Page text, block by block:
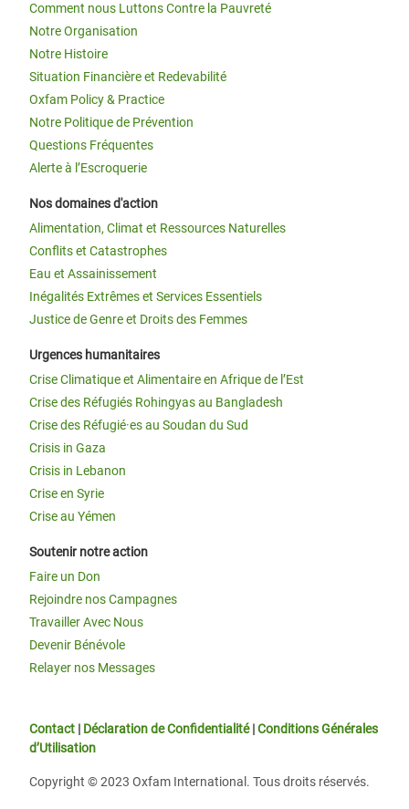
Comment nous Luttons Contre la Pauvreté
Notre Organisation
Notre Histoire
Situation Financière et Redevabilité
Oxfam Policy & Practice
Notre Politique de Prévention
Questions Fréquentes
Alerte à l’Escroquerie
Nos domaines d'action
Alimentation, Climat et Ressources Naturelles
Conflits et Catastrophes
Eau et Assainissement
Inégalités Extrêmes et Services Essentiels
Justice de Genre et Droits des Femmes
Urgences humanitaires
Crise Climatique et Alimentaire en Afrique de l’Est
Crise des Réfugiés Rohingyas au Bangladesh
Crise des Réfugié·es au Soudan du Sud
Crisis in Gaza
Crisis in Lebanon
Crise en Syrie
Crise au Yémen
Soutenir notre action
Faire un Don
Rejoindre nos Campagnes
Travailler Avec Nous
Devenir Bénévole
Relayer nos Messages
Contact | Déclaration de Confidentialité|Conditions Générales
d’Utilisation
Copyright © 2023 Oxfam International. Tous droits réservés.